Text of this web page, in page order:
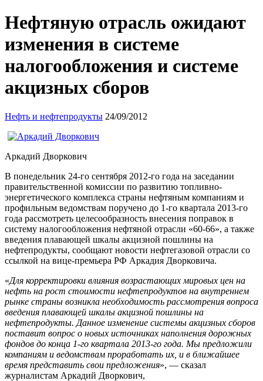
Нефтяную отрасль ожидают
изменения в системе
налогообложения и системе
акцизных сборов
Нефть и нефтепродукты 24/09/2012
Аркадий Дворкович
В понедельник 24-го сентября 2012-го года на заседании
правительственной комиссии по развитию топливно-
энергетического комплекса страны нефтяным компаниям и
профильным ведомствам поручено до 1-го квартала 2013-го
года рассмотреть целесообразность внесения поправок в
систему налогообложения нефтяной отрасли «60-66», а также
введения плавающей шкалы акцизной пошлины на
нефтепродукты, сообщают новости нефтегазовой отрасли со
ссылкой на вице-премьера РФ Аркадия Дворковича.
«Для корректировки влияния возрастающих мировых цен на
нефть на рост стоимости нефтепродуктов на внутреннем
рынке страны возникла необходимость рассмотрения вопроса
введения плавающей шкалы акцизной пошлины на
нефтепродукты. Данное изменение системы акцизных сборов
поставит вопрос о новых источниках наполнения дорожных
фондов до конца 1-го квартала 2013-го года. Мы предложили
компаниям и ведомствам проработать их, и в ближайшее
время представить свои предложения», — сказал
журналистам Аркадий Дворкович,